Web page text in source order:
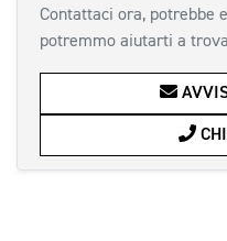
Contattaci ora, potrebbe
potremmo aiutarti a